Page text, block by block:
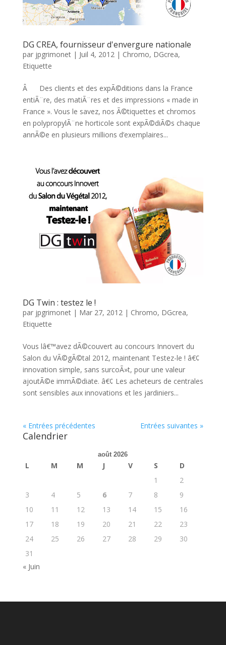
DG CREA, fournisseur d'envergure nationale
par jpgrimonet| Juil 4, 2012| Chromo, DGcrea,
Etiquette
Â Des clients et des expÃ©ditions dans la France
entiÃ¨re, des matiÃ¨res et des impressions « made in
France ». Vous le savez, nos Ã©tiquettes et chromos
en polypropylÃ¨ne horticole sont expÃ©diÃ©s chaque
annÃ©e en plusieurs millions d’exemplaires...
DG Twin : testez le !
par jpgrimonet| Mar 27, 2012| Chromo, DGcrea,
Etiquette
Vous lâ€™avez dÃ©couvert au concours Innovert du
Salon du VÃ©gÃ©tal 2012, maintenant Testez-le ! â€¢
innovation simple, sans surcoÃ»t, pour une valeur
ajoutÃ©e immÃ©diate. â€¢ Les acheteurs de centrales
sont sensibles aux innovations et les jardiniers...
« Entrées précédentes Entrées suivantes »
Calendrier
août 2026
L M M J V S
D
1
2
3
4 5 6 7 8
9
10
11 12 13 14 15
16
17
18 19 20 21 22
23
24
25 26 27 28 29
30
31
« Juin